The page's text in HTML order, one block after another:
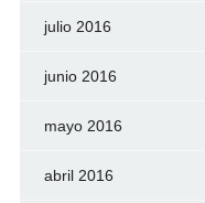
julio 2016
junio 2016
mayo 2016
abril 2016